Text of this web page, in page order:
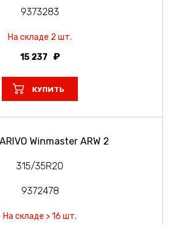
9373283
На складе 2 шт.
15 237
КУПИТЬ
Winmaster ARW 2
315/35R20
9372478
На складе > 16 шт.